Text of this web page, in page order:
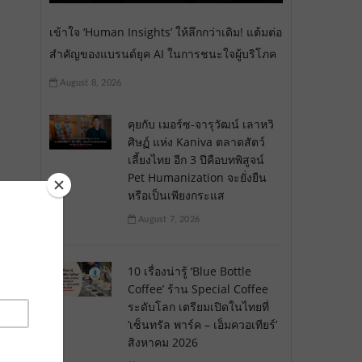
เข้าใจ ‘Human Insights’ ให้ลึกกว่าเดิม! แต้มต่อ
สำคัญของแบรนด์ยุค AI ในการชนะใจผู้บริโภค
August 8, 2026
คุยกับ เมอร์ซ-จารุวัฒน์ เลาหวิ
ศิษฏ์ แห่ง Kaniva ตลาดสัตว์
เลี้ยงไทย อีก 3 ปีคือบทพิสูจน์
Pet Humanization จะยั่งยืน
หรือเป็นเพียงกระแส
August 7, 2026
10 เรื่องน่ารู้ ‘Blue Bottle
Coffee’ ร้าน Special Coffee
ระดับโลก เตรียมเปิดในไทยที่
‘เซ็นทรัล พาร์ค – เอ็มควอเทียร์’
สิงหาคม 2026